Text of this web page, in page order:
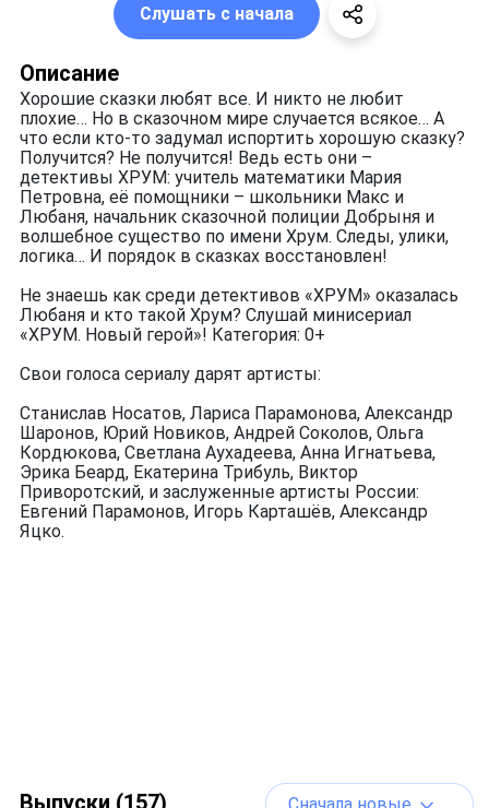
Описание
Хорошие сказки любят все. И никто не любит
плохие… Но в сказочном мире случается всякое… А
что если кто-то задумал испортить хорошую сказку?
Получится? Не получится! Ведь есть они –
детективы ХРУМ: учитель математики Мария
Петровна, её помощники – школьники Макс и
Любаня, начальник сказочной полиции Добрыня и
волшебное существо по имени Хрум. Следы, улики,
логика… И порядок в сказках восстановлен!
Не знаешь как среди детективов «ХРУМ» оказалась
Любаня и кто такой Хрум? Слушай минисериал
«ХРУМ. Новый герой»! Категория: 0+
Свои голоса сериалу дарят артисты:
Станислав Носатов, Лариса Парамонова, Александр
Шаронов, Юрий Новиков, Андрей Соколов, Ольга
Кордюкова, Светлана Аухадеева, Анна Игнатьева,
Эрика Беард, Екатерина Трибуль, Виктор
Приворотский, и заслуженные артисты России:
Евгений Парамонов, Игорь Карташёв, Александр
Яцко.
Слушать с начала
Выпуски (157)